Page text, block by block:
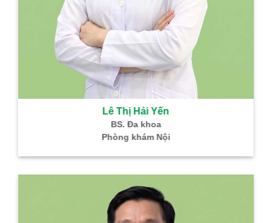
Lê Thị Hải Yến
BS. Đa khoa
Phòng khám Nội